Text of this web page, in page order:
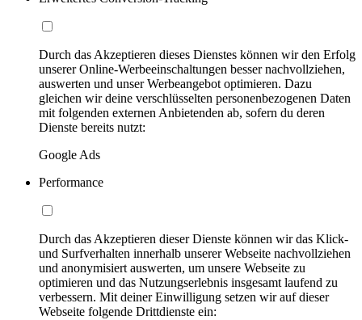
Durch das Akzeptieren dieses Dienstes können wir den Erfolg
unserer Online-Werbeeinschaltungen besser nachvollziehen,
auswerten und unser Werbeangebot optimieren. Dazu
gleichen wir deine verschlüsselten personenbezogenen Daten
mit folgenden externen Anbietenden ab, sofern du deren
Dienste bereits nutzt:
Google Ads
Performance
Durch das Akzeptieren dieser Dienste können wir das Klick-
und Surfverhalten innerhalb unserer Webseite nachvollziehen
und anonymisiert auswerten, um unsere Webseite zu
optimieren und das Nutzungserlebnis insgesamt laufend zu
verbessern. Mit deiner Einwilligung setzen wir auf dieser
Webseite folgende Drittdienste ein: